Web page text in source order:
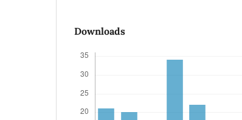
Downloads